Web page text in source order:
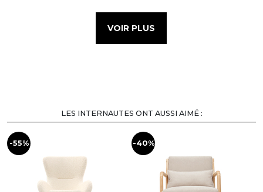
VOIR PLUS
LES INTERNAUTES ONT AUSSI AIMÉ :
-55% -40%